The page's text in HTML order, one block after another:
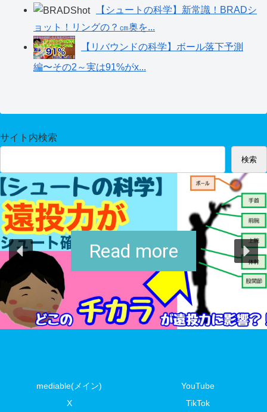
【シュートの科学】新常識！BRADシ
ョット！リングの？㎝奥を...
【リバウンドの科学】ボール落下予測
編〜その2～実は91%がx...
サイト内検索
検索
Read more
mediable(メイン)
YouTube
X
TikTok